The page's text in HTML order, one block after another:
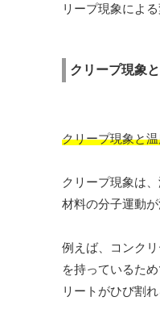
リープ現象によ
クリープ現象
クリープ現象と
クリープ現象は
材料の分子運動
例えば、コンク
を持っているた
リートがひび割